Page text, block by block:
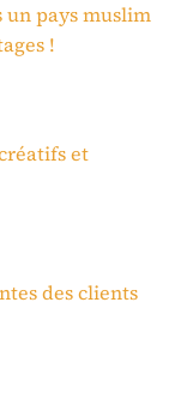
un pays muslim
!
et
des clients